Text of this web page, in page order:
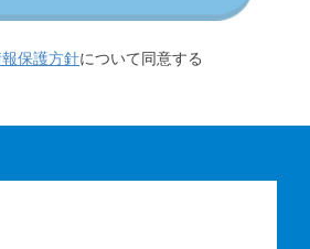
保護方針について同意する